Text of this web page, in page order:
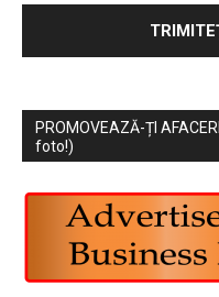
PROMOVEAZĂ-ȚI
foto!)